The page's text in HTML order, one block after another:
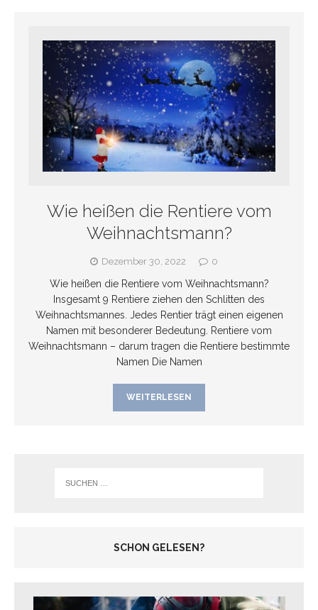
Wie heißen die Rentiere vom
Weihnachtsmann?
Dezember 30, 2022 0
Wie heißen die Rentiere vom Weihnachtsmann?
Insgesamt 9 Rentiere ziehen den Schlitten des
Weihnachtsmannes. Jedes Rentier trägt einen eigenen
Namen mit besonderer Bedeutung. Rentiere vom
Weihnachtsmann – darum tragen die Rentiere bestimmte
Namen Die Namen
WEITERLESEN
SCHON GELESEN?